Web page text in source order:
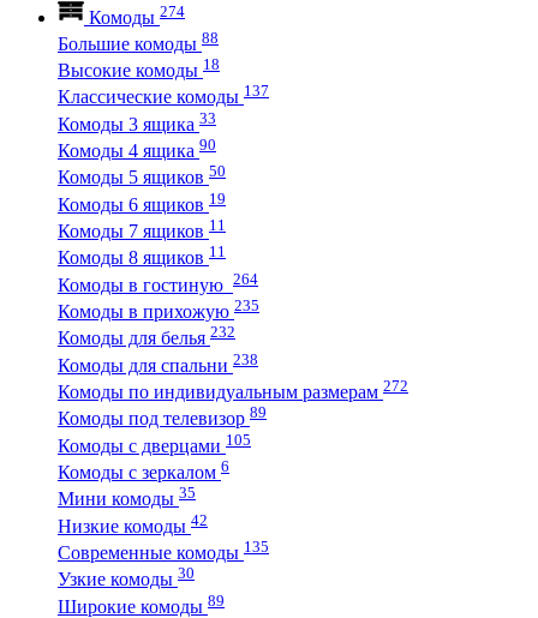
Комоды 274
Большие комоды 88
Высокие комоды 18
Классические комоды 137
Комоды 3 ящика 33
Комоды 4 ящика 90
Комоды 5 ящиков 50
Комоды 6 ящиков 19
Комоды 7 ящиков 11
Комоды 8 ящиков 11
Комоды в гостиную 264
Комоды в прихожую 235
Комоды для белья 232
Комоды для спальни 238
Комоды по индивидуальным размерам 272
Комоды под телевизор 89
Комоды с дверцами 105
Комоды с зеркалом 6
Мини комоды 35
Низкие комоды 42
Современные комоды 135
Узкие комоды 30
Широкие комоды 89